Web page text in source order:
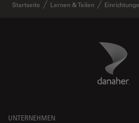
Startseite Lernen & Teilen
Danaher
UNTERNEHMEN